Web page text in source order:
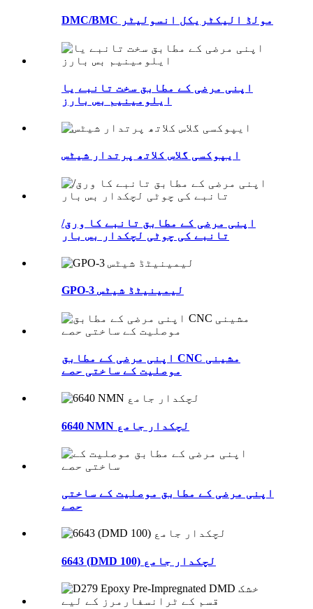
DMC/BMC مولڈ الیکٹریکل انسولیٹر
اپنی مرضی کے مطابق سخت تانبے یا
ایلومینیم بس بارز
ایپوکسی گلاس کلاتھ پرتدار شیٹس
اپنی مرضی کے مطابق تانبے کا ورق/
تانبے کی چوٹی لچکدار بس بار
GPO-3 لیمینیٹڈ شیٹس
اپنی مرضی کے مطابق CNC مشینی
موصلیت کے ساختی حصے
6640 NMN لچکدار جامع
اپنی مرضی کے مطابق موصلیت کے ساختی
حصے
6643 (DMD 100) لچکدار جامع